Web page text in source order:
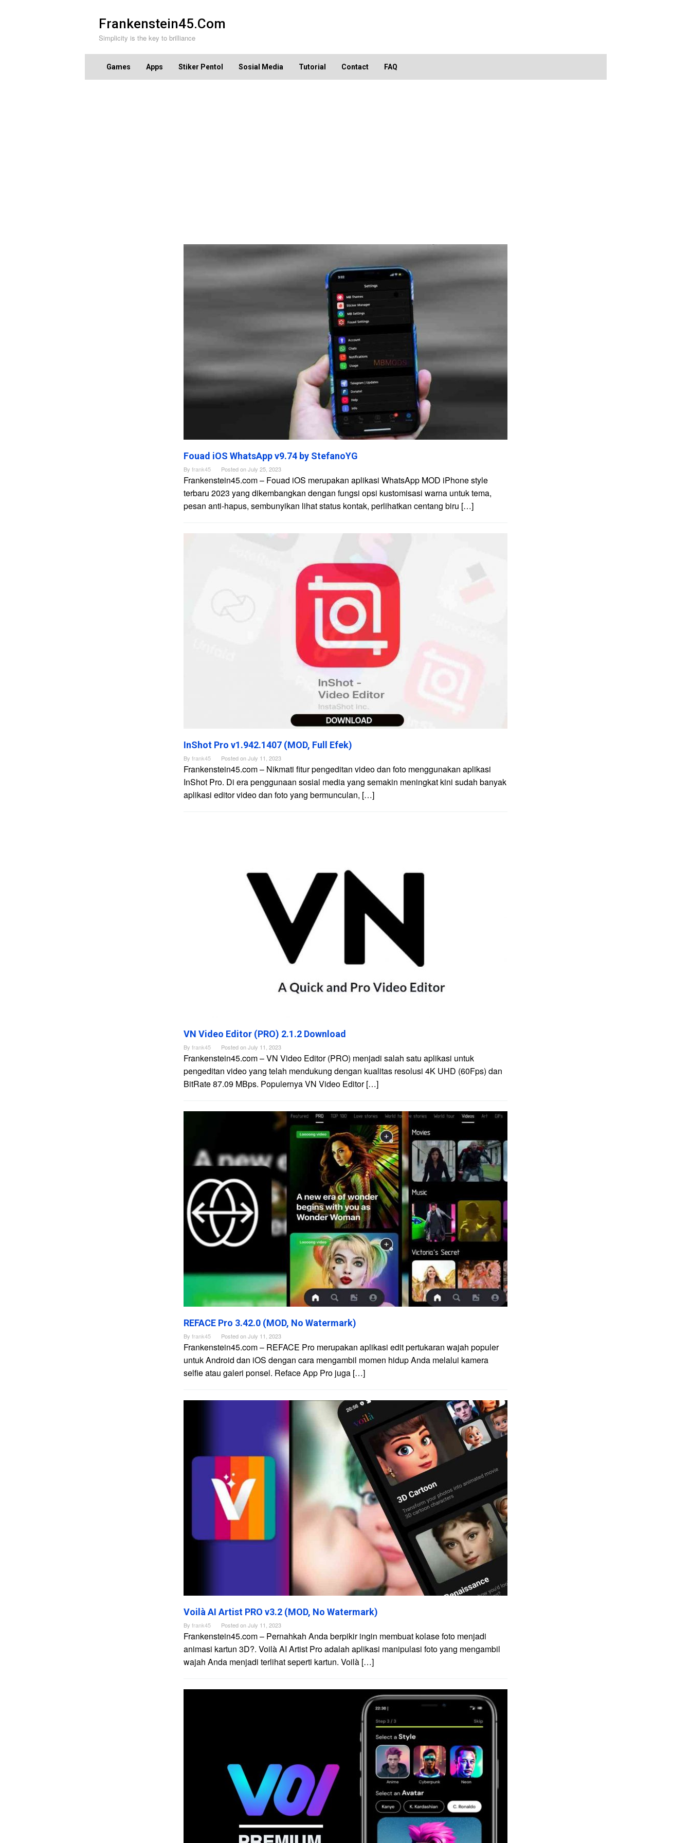
content
Frankenstein45.Com
Simplicity is the key to brilliance
Games Apps Stiker Pentol Sosial Media Tutorial Contact FAQ
Frankenstein45.Com
Fouad iOS WhatsApp v9.74 by StefanoYG
By frank45 Posted onJuly 25, 2023
Frankenstein45.com – Fouad iOS merupakan aplikasi WhatsApp MOD iPhone style
terbaru 2023 yang dikembangkan dengan fungsi opsi kustomisasi warna untuk tema,
pesan anti-hapus, sembunyikan lihat status kontak, perlihatkan centang biru […]
InShot Pro v1.942.1407 (MOD, Full Efek)
By frank45 Posted onJuly 11, 2023
Frankenstein45.com – Nikmati fitur pengeditan video dan foto menggunakan aplikasi
InShot Pro. Di era penggunaan sosial media yang semakin meningkat kini sudah banyak
aplikasi editor video dan foto yang bermunculan, […]
VN Video Editor (PRO) 2.1.2 Download
By frank45 Posted onJuly 11, 2023
Frankenstein45.com – VN Video Editor (PRO) menjadi salah satu aplikasi untuk
pengeditan video yang telah mendukung dengan kualitas resolusi 4K UHD (60Fps) dan
BitRate 87.09 MBps. Populernya VN Video Editor […]
REFACE Pro 3.42.0 (MOD, No Watermark)
By frank45 Posted onJuly 11, 2023
Frankenstein45.com – REFACE Pro merupakan aplikasi edit pertukaran wajah populer
untuk Android dan iOS dengan cara mengambil momen hidup Anda melalui kamera
selfie atau galeri ponsel. Reface App Pro juga […]
Voilà AI Artist PRO v3.2 (MOD, No Watermark)
By frank45 Posted onJuly 11, 2023
Frankenstein45.com – Pernahkah Anda berpikir ingin membuat kolase foto menjadi
animasi kartun 3D?. Voilà AI Artist Pro adalah aplikasi manipulasi foto yang mengambil
wajah Anda menjadi terlihat seperti kartun. Voilà […]